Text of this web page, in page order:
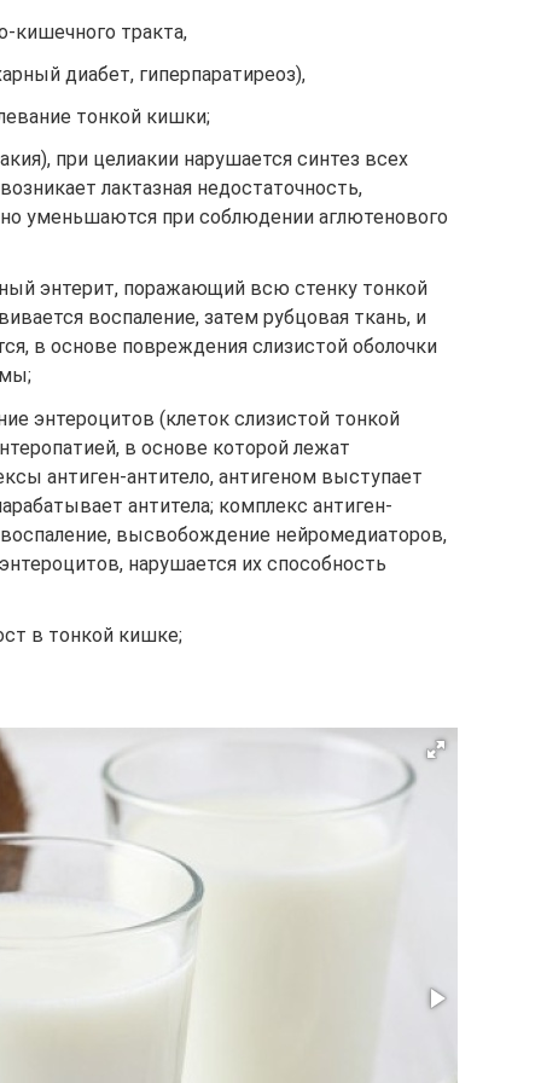
кишечного тракта,
диабет, гиперпаратиреоз),
тонкой кишки;
при целиакии нарушается синтез всех
лактазная недостаточность,
уменьшаются при соблюдении аглютенового
энтерит, поражающий всю стенку тонкой
воспаление, затем рубцовая ткань, и
в основе повреждения слизистой оболочки
энтероцитов (клеток слизистой тонкой
в основе которой лежат
антиген-антитело, антигеном выступает
антитела; комплекс антиген-
высвобождение нейромедиаторов,
нарушается их способность
в тонкой кишке;